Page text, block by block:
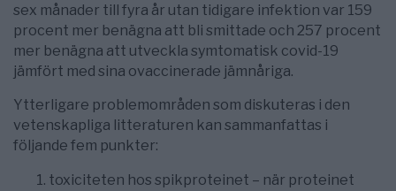
sex månader till fyra år utan tidigare infektion var 159
procent mer benägna att bli smittade och 257 procent
mer benägna att utveckla symtomatisk covid-19
jämfört med sina ovaccinerade jämnåriga.
Ytterligare problemområden som diskuteras i den
vetenskapliga litteraturen kan sammanfattas i
följande fem punkter:
toxiciteten hos spikproteinet – när proteinet